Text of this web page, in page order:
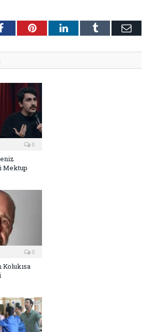
FacebookPinterestLinkedInTumblr E-
0
Mektup
0
Kolukısa